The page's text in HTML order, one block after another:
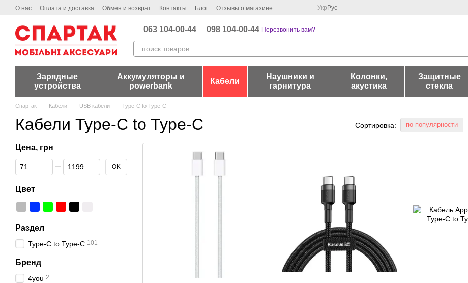
Перейти к основному контенту
О нас Оплата и доставка Обмен и возврат Контакты Блог Отзывы о магазине Укр Рус
063 104-00-44 098 104-00-44 Перезвонить вам?
Зарядные
устройства
Аккумуляторы и
powerbank
Кабели
Наушники и
гарнитура
Колонки,
акустика
Защитные
стекла
Спартак Кабели USB кабели Type-C to Type-C
Кабели Type-C to Type-C Сортировка: по популярности
Цена, грн
От Цена, грн
До Цена, грн OK
Цвет
Раздел
Type-C to Type-C 101
Бренд
4you 2